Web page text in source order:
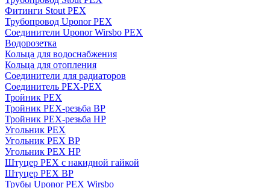
Фитинги Stout PEX
Трубопровод Uponor PEX
Соединители Uponor Wirsbo PEX
Водорозетка
Кольца для водоснабжения
Кольца для отопления
Соединители для радиаторов
Соединитель PEX-PEX
Тройник PEX
Тройник PEX-резьба ВР
Тройник PEX-резьба НР
Угольник PEX
Угольник PEX ВР
Угольник PEX НР
Штуцер PEX c накидной гайкой
Штуцер PEX ВР
Трубы Uponor PEX Wirsbo